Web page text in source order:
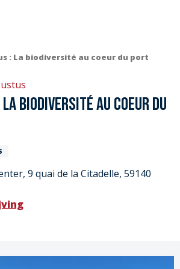
: La biodiversité au coeur du port
biodiversité au coeur du
9 quai de la Citadelle, 59140
favoris